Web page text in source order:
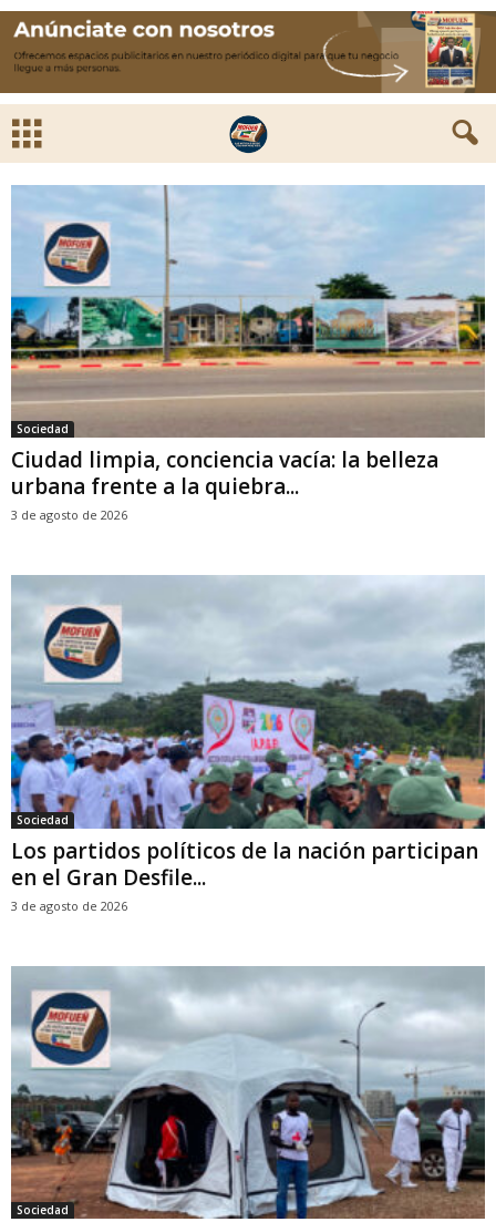
Sociedad
Ciudad limpia, conciencia vacía: la belleza
urbana frente a la quiebra...
3 de agosto de 2026
Sociedad
Los partidos políticos de la nación participan
en el Gran Desfile...
3 de agosto de 2026
Sociedad